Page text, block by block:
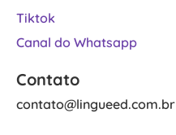
Tiktok
Canal do Whatsapp
Contato
contato@lingueed.com.br